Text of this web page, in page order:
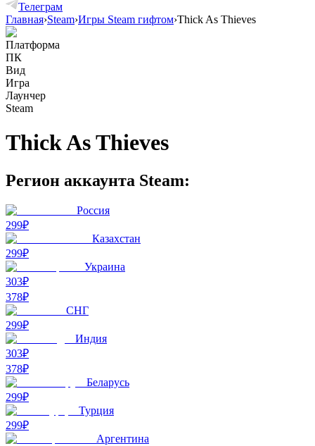
Телеграм
Главная›Steam›Игры Steam гифтом›Thick As Thieves
Платформа
ПК
Вид
Игра
Лаунчер
Steam
Thick As Thieves
Регион аккаунта Steam:
Россия
299₽
Казахстан
299₽
Украина
303₽
378₽
СНГ
299₽
Индия
303₽
378₽
Беларусь
299₽
Турция
299₽
Аргентина